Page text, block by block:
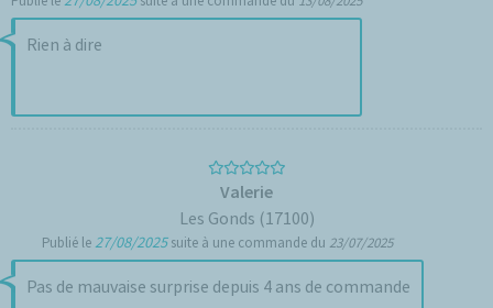
Rien à dire
Valerie
Les Gonds (17100)
Publié le27/08/2025suite à une commande du 23/07/2025
Pas de mauvaise surprise depuis 4 ans de commande